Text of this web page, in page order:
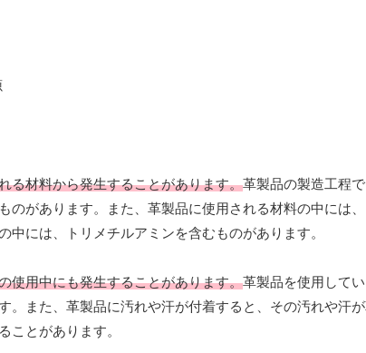
る材料から発生することがあります。革製品の製造工程
のがあります。また、革製品に使用される材料の中には
には、トリメチルアミンを含むものがあります。
使用中にも発生することがあります。革製品を使用して
また、革製品に汚れや汗が付着すると、その汚れや汗
ことがあります。